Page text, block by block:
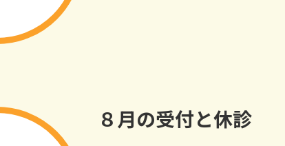
８月の受付と休診